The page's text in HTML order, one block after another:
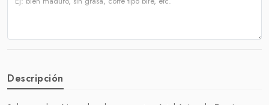
Descripción